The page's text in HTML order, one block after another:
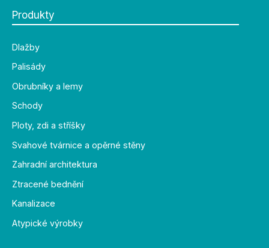
Produkty
Dlažby
Palisády
Obrubníky a lemy
Schody
Ploty, zdi a stříšky
Svahové tvárnice a opěrné stěny
Zahradní architektura
Ztracené bednění
Kanalizace
Atypické výrobky